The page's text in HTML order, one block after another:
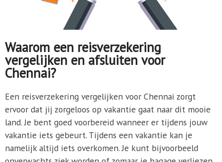
Waarom een reisverzekering
vergelijken en afsluiten voor
Chennai?
Een reisverzekering vergelijken voor Chennai zorgt
ervoor dat jij zorgeloos op vakantie gaat naar dit mooie
land. Je bent goed voorbereid wanneer er tijdens jouw
vakantie iets gebeurt. Tijdens een vakantie kan je
namelijk altijd iets overkomen. Je kunt bijvoorbeeld